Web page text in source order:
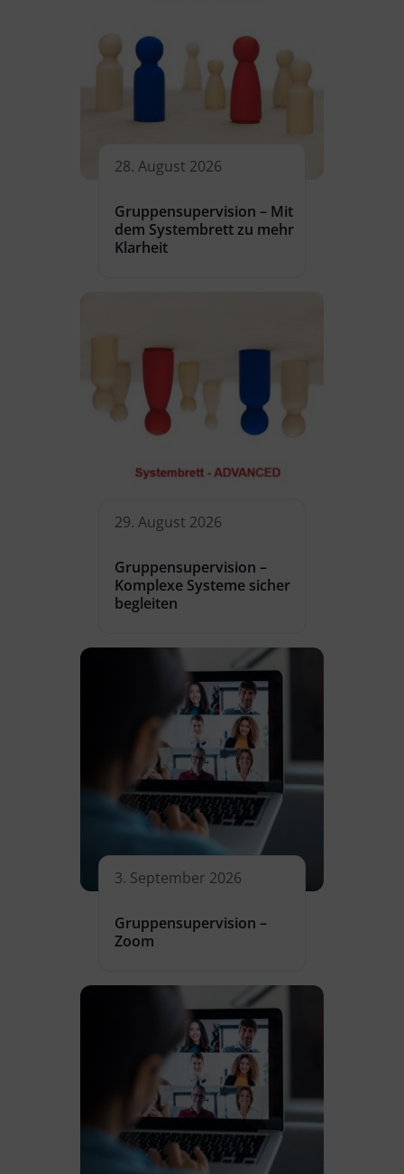
28. August 2026
Gruppensupervision – Mit
dem Systembrett zu mehr
Klarheit
29. August 2026
Gruppensupervision –
Komplexe Systeme sicher
begleiten
3. September 2026
Gruppensupervision –
Zoom